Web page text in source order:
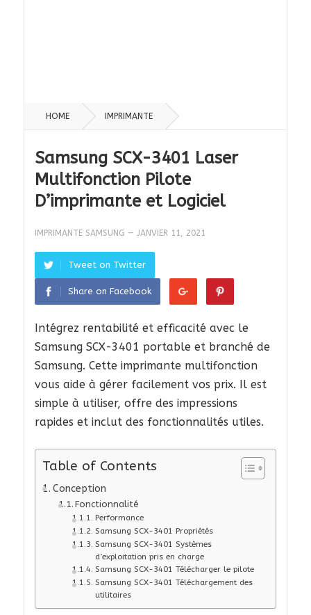
HOME IMPRIMANTE
Samsung SCX-3401 Laser
Multifonction Pilote
D’imprimante et Logiciel
IMPRIMANTE SAMSUNG — JANVIER 11, 2021
Tweet on Twitter
Share on Facebook
Intégrez rentabilité et efficacité avec le
Samsung SCX-3401 portable et branché de
Samsung. Cette imprimante multifonction
vous aide à gérer facilement vos prix. Il est
simple à utiliser, offre des impressions
rapides et inclut des fonctionnalités utiles.
Table of Contents
Conception
Fonctionnalité
Performance
Samsung SCX-3401 Propriétés
Samsung SCX-3401 Systèmes
d’exploitation pris en charge
Samsung SCX-3401 Télécharger le pilote
Samsung SCX-3401 Téléchargement des
utilitaires